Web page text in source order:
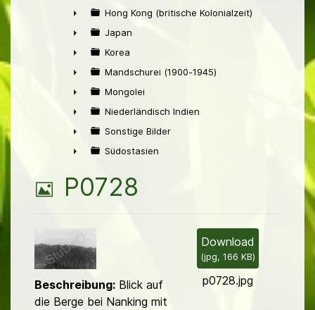
►
►
Hong Kong (britische Kolonialzeit)
►
Japan
►
Korea
►
Mandschurei (1900-1945)
►
Mongolei
►
Niederländisch Indien
►
Sonstige Bilder
Südostasien
B
l
d
P0728
Download
(jpg, 166 KB)
p0728.jpg
Beschreibung: Blick auf
die Berge bei Nanking mit